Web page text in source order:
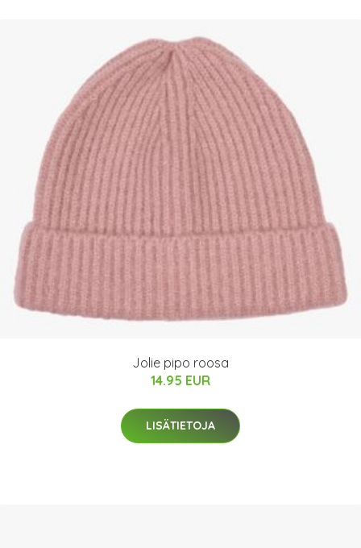
Jolie pipo roosa
14.95 EUR
LISÄTIETOJA